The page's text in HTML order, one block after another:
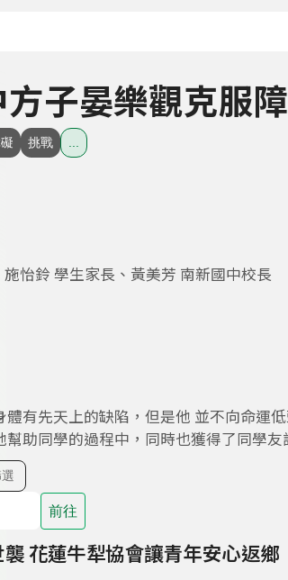
子晏樂觀克服
挑戰
怡鈴 學生家長、黃美芳 南新國中校長
有先天上的缺陷，但是他 並不向命運
幫助同學的過程中，同時也獲得了同
前往
花蓮牛犁協會讓青年安心返鄉